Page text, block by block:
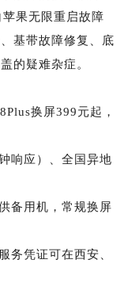
果无限重启故障
基带故障修复、底
的疑难杂症。
换屏399元起，
响应）、全国异地
备用机，常规换屏
务凭证可在西安、